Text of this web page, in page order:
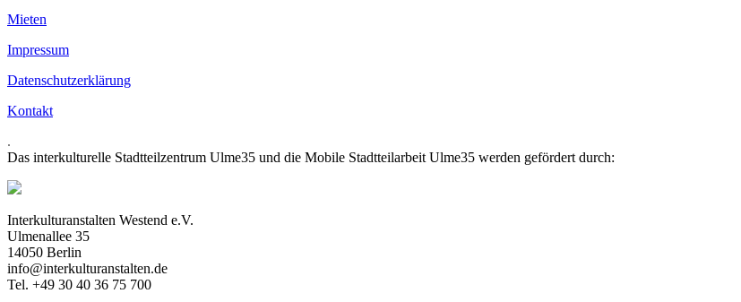
Mieten
Impressum
Datenschutzerklärung
Kontakt
.
Das interkulturelle Stadtteilzentrum Ulme35 und die Mobile Stadtteilarbeit Ulme35 werden gefördert durch:
Interkulturanstalten Westend e.V.
Ulmenallee 35
14050 Berlin
info@interkulturanstalten.de
Tel. +49 30 40 36 75 700